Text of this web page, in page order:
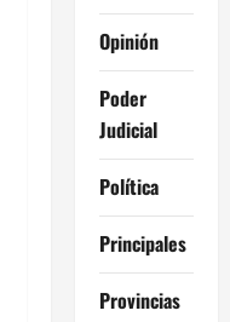
Opinión
Poder
Judicial
Política
Principales
Provincias